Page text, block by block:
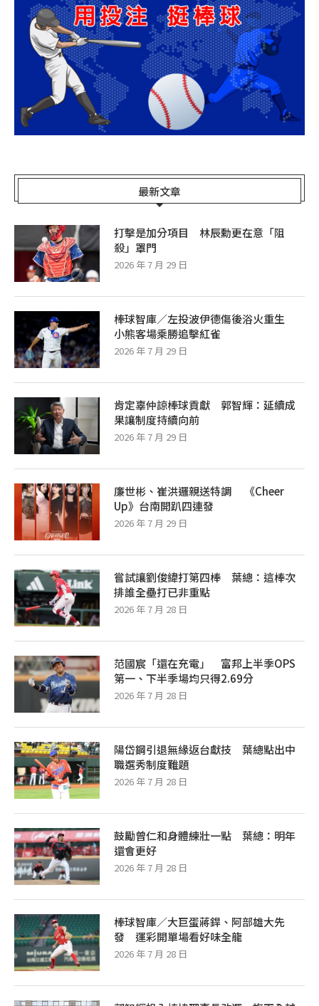
最新文章
打擊是加分項目 林辰勳更在意「阻
殺」罩門
2026 年 7 月 29 日
棒球智庫／左投波伊德傷後浴火重生
小熊客場乘勝追擊紅雀
2026 年 7 月 29 日
肯定辜仲諒棒球貢獻 郭智輝：延續成
果讓制度持續向前
2026 年 7 月 29 日
廉世彬、崔洪邏親送特調 《Cheer
Up》台南開趴四連發
2026 年 7 月 29 日
嘗試讓劉俊緯打第四棒 葉總：這棒次
排誰全壘打已非重點
2026 年 7 月 28 日
范國宸「還在充電」 富邦上半季OPS
第一、下半季場均只得2.69分
2026 年 7 月 28 日
陽岱鋼引退無緣返台獻技 葉總點出中
職選秀制度難題
2026 年 7 月 28 日
鼓勵曾仁和身體練壯一點 葉總：明年
還會更好
2026 年 7 月 28 日
棒球智庫／大巨蛋蔣銲、阿部雄大先
發 運彩開單場看好味全龍
2026 年 7 月 28 日